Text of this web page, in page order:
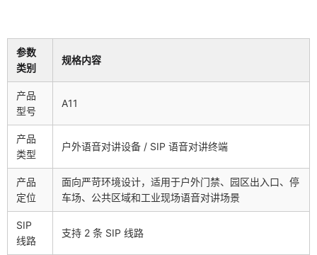
参数
类别
规格内容
产品
型号
A11
产品
类型
户外语音对讲设备 / SIP 语音对讲终端
产品
定位
面向严苛环境设计，适用于户外门禁、园区出入口、停
车场、公共区域和工业现场语音对讲场景
SIP
线路
支持 2 条 SIP 线路